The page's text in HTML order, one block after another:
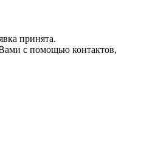
принята.
с помощью контактов,